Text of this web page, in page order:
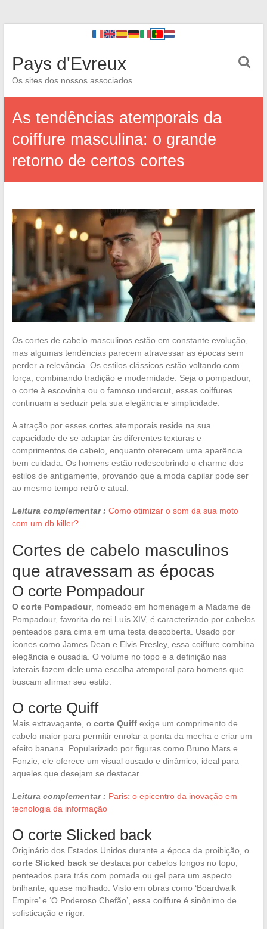
Pays d'Evreux
Os sites dos nossos associados
As tendências atemporais da
coiffure masculina: o grande
retorno de certos cortes
Os cortes de cabelo masculinos estão em constante evolução,
mas algumas tendências parecem atravessar as épocas sem
perder a relevância. Os estilos clássicos estão voltando com
força, combinando tradição e modernidade. Seja o pompadour,
o corte à escovinha ou o famoso undercut, essas coiffures
continuam a seduzir pela sua elegância e simplicidade.
A atração por esses cortes atemporais reside na sua
capacidade de se adaptar às diferentes texturas e
comprimentos de cabelo, enquanto oferecem uma aparência
bem cuidada. Os homens estão redescobrindo o charme dos
estilos de antigamente, provando que a moda capilar pode ser
ao mesmo tempo retrô e atual.
Leitura complementar : Como otimizar o som da sua moto
com um db killer?
Cortes de cabelo masculinos
que atravessam as épocas
O corte Pompadour
O corte Pompadour, nomeado em homenagem a Madame de
Pompadour, favorita do rei Luís XIV, é caracterizado por cabelos
penteados para cima em uma testa descoberta. Usado por
ícones como James Dean e Elvis Presley, essa coiffure combina
elegância e ousadia. O volume no topo e a definição nas
laterais fazem dele uma escolha atemporal para homens que
buscam afirmar seu estilo.
O corte Quiff
Mais extravagante, o corte Quiffexige um comprimento de
cabelo maior para permitir enrolar a ponta da mecha e criar um
efeito banana. Popularizado por figuras como Bruno Mars e
Fonzie, ele oferece um visual ousado e dinâmico, ideal para
aqueles que desejam se destacar.
Leitura complementar : Paris: o epicentro da inovação em
tecnologia da informação
O corte Slicked back
Originário dos Estados Unidos durante a época da proibição, o
corte Slicked backse destaca por cabelos longos no topo,
penteados para trás com pomada ou gel para um aspecto
brilhante, quase molhado. Visto em obras como ‘Boardwalk
Empire’ e ‘O Poderoso Chefão’, essa coiffure é sinônimo de
sofisticação e rigor.